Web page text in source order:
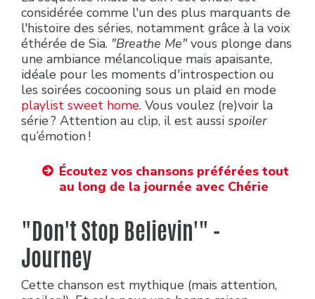
considérée comme l'un des plus marquants de
l'histoire des séries, notamment grâce à la voix
éthérée de Sia. "Breathe Me"vous plonge dans
une ambiance mélancolique mais apaisante,
idéale pour les moments d'introspection ou
les soirées cocooning sous un plaid en mode
playlist sweet home. Vous voulez (re)voir la
série ? Attention au clip, il est aussi spoiler
qu’émotion !
Écoutez vos chansons préférées tout
au long de la journée avec Chérie
"Don't Stop Believin'" -
Journey
Cette chanson est mythique (mais attention,